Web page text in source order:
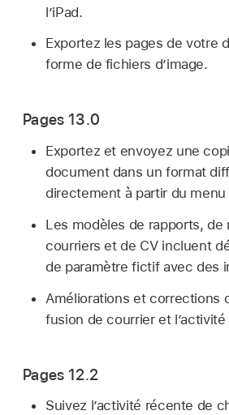
l’iPad.
Exportez les pages de votre
forme de fichiers d’image.
Pages 13.0
Exportez et envoyez une
document dans un format
directement à partir du menu
Les modèles de rapports, de
courriers et de CV incluent
de paramètre fictif avec des
Améliorations et corrections
fusion de courrier et
Pages 12.2
Suivez l’activité récente de